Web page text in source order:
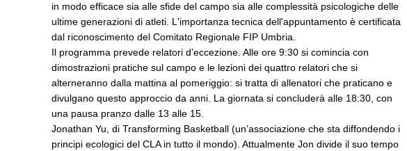
in modo efficace sia alle sfide del campo sia alle complessità psicologiche delle
ultime generazioni di atleti. L'importanza tecnica dell'appuntamento è certificata
dal riconoscimento del Comitato Regionale FIP Umbria.
Il programma prevede relatori d’eccezione. Alle ore 9:30 si comincia con
dimostrazioni pratiche sul campo e le lezioni dei quattro relatori che si
alterneranno dalla mattina al pomeriggio: si tratta di allenatori che praticano e
divulgano questo approccio da anni. La giornata si concluderà alle 18:30, con
una pausa pranzo dalle 13 alle 15.
Jonathan Yu, di Transforming Basketball (un’associazione che sta diffondendo i
principi ecologici del CLA in tutto il mondo). Attualmente Jon divide il suo tempo